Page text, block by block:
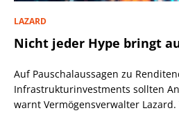
LAZARD
Nicht jeder Hype bringt
Auf Pauschalaussagen zu
Infrastrukturinvestments sollten
warnt Vermögensverwalter